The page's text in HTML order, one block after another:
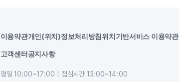
이용약관개인(위치)정보처리방침위치기반서비스 이용약관
고객센터공지사항
평일 10:00~17:00 | 점심시간 13:00~14:00